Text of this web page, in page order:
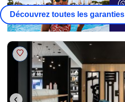
Découvrez toutes les garanties